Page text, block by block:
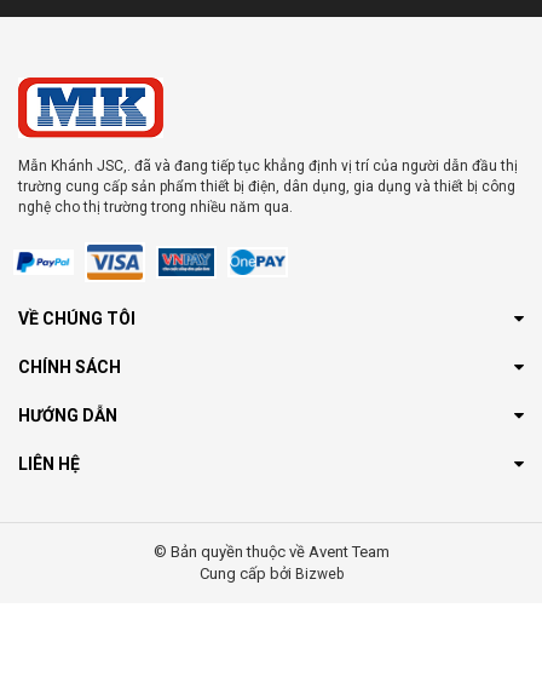
Mẫn Khánh JSC,. đã và đang tiếp tục khẳng định vị trí của người dẫn đầu thị
trường cung cấp sản phẩm thiết bị điện, dân dụng, gia dụng và thiết bị công
nghệ cho thị trường trong nhiều năm qua.
VỀ CHÚNG TÔI
CHÍNH SÁCH
HƯỚNG DẪN
LIÊN HỆ
© Bản quyền thuộc về Avent Team
Cung cấp bởi Bizweb